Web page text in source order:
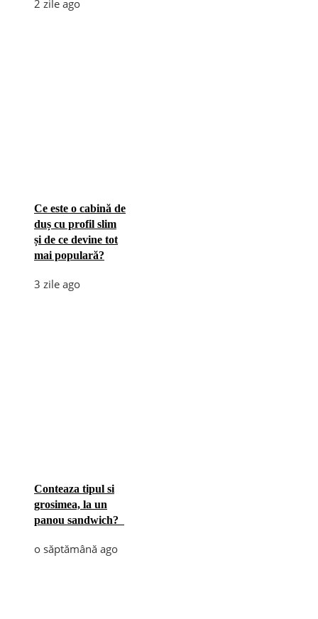
2 zile ago
Ce este o cabină de
duș cu profil slim
și de ce devine tot
mai populară?
3 zile ago
Conteaza tipul si
grosimea, la un
panou sandwich?
o săptămână ago